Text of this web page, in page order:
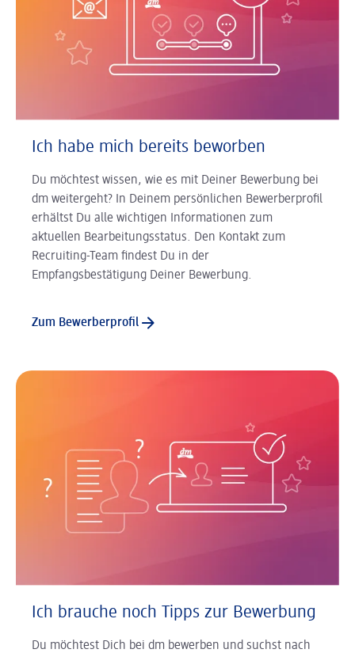
Ich habe mich bereits beworben
Du möchtest wissen, wie es mit Deiner Bewerbung bei
dm weitergeht? In Deinem persönlichen Bewerberprofil
erhältst Du alle wichtigen Informationen zum
aktuellen Bearbeitungsstatus. Den Kontakt zum
Recruiting-Team findest Du in der
Empfangsbestätigung Deiner Bewerbung.
Zum Bewerberprofil
Ich brauche noch Tipps zur Bewerbung
Du möchtest Dich bei dm bewerben und suchst nach